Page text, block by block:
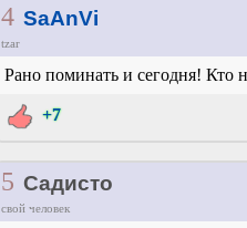
4 SaAnVi
tzar
Рано поминать и сегодня! Кто
+7
5 Садисто
свой человек